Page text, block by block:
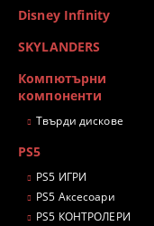
Disney Infinity
SKYLANDERS
Компютърни
компоненти
Твърди дискове
PS5
PS5 ИГРИ
PS5 Аксесоари
PS5 КОНТРОЛЕРИ